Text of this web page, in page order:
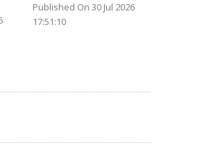
Published On 30 Jul 2026
17:51:10